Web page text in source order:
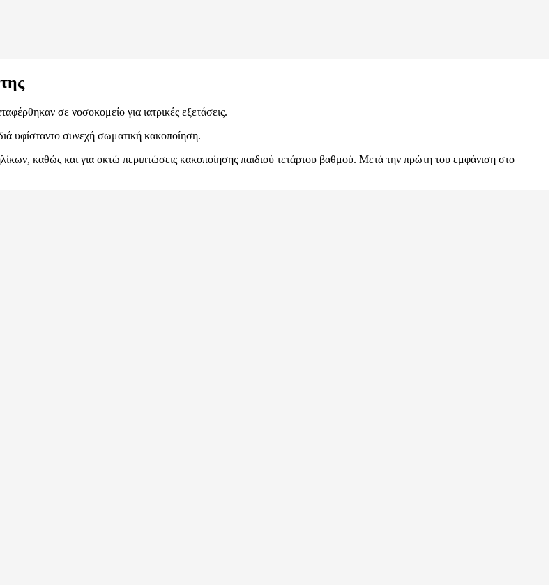
σε νοσοκομείο για ιατρικές εξετάσεις.
υφίσταντο συνεχή σωματική κακοποίηση.
καθώς και για οκτώ περιπτώσεις κακοποίησης παιδιού τετάρτου βαθμού. Μετά την πρώτη του εμφάνιση στο